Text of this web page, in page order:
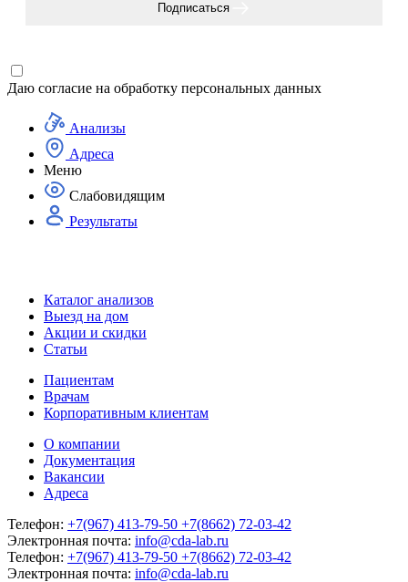
Подписаться
Даю согласие на обработку персональных данных
Анализы
Адреса
Меню
Слабовидящим
Результаты
Каталог анализов
Выезд на дом
Акции и скидки
Статьи
Пациентам
Врачам
Корпоративным клиентам
О компании
Документация
Вакансии
Адреса
Телефон: +7(967) 413-79-50 +7(8662) 72-03-42
Электронная почта: info@cda-lab.ru
Телефон: +7(967) 413-79-50 +7(8662) 72-03-42
Электронная почта: info@cda-lab.ru